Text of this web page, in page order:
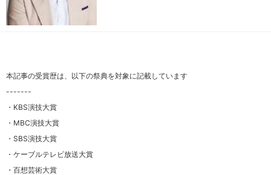
本記事の受賞歴は、以下の祭典を対象に記載しています
-------
・KBS演技大賞
・MBC演技大賞
・SBS演技大賞
・ケーブルテレビ放送大賞
・百想芸術大賞